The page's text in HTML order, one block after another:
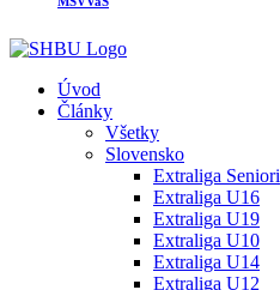
Úvod
Články
Všetky
Slovensko
Extraliga Seniori
Extraliga U16
Extraliga U19
Extraliga U10
Extraliga U14
Extraliga U12